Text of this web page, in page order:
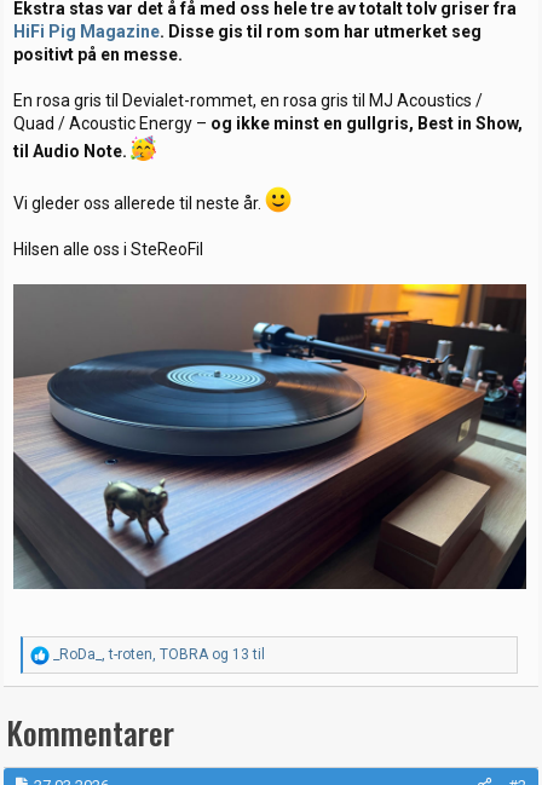
Ekstra stas var det å få med oss hele tre av totalt tolv griser fra
HiFi Pig Magazine. Disse gis til rom som har utmerket seg
positivt på en messe.
En rosa gris til Devialet-rommet, en rosa gris til MJ Acoustics /
Quad / Acoustic Energy – og ikke minst en gullgris, Best in Show,
til Audio Note.
Vi gleder oss allerede til neste år.
Hilsen alle oss i SteReoFil
R
e
a
s
j
o
_RoDa_ ,t-roten, TOBRA og 13 til
Kommentarer